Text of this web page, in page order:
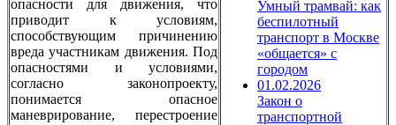
опасности для движения, что
приводит к условиям,
способствующим причинению
вреда участникам движения. Под
опасностями и условиями,
согласно законопроекту,
понимается опасное
маневрирование, перестроение
Умный трамвай: как
беспилотный
транспорт в Москве
«общается» с
городом
01.02.2026
Закон о
транспортной